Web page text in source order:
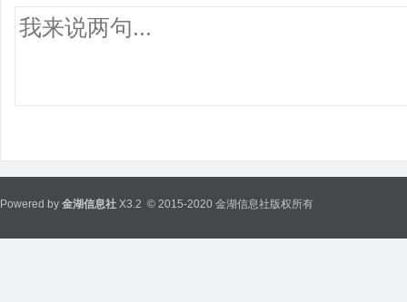
Powered by 金湖信息社 X3.2 © 2015-2020 金湖信息社版权所有